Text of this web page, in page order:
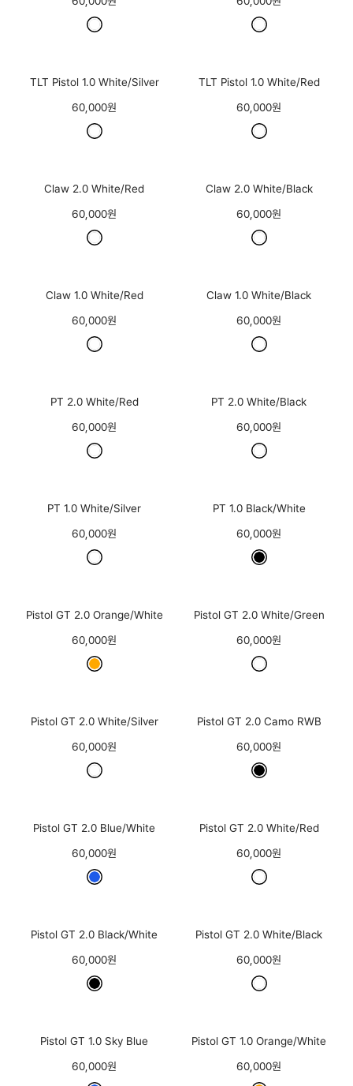
TLT Pistol 1.0 White/Silver
60,000원
TLT Pistol 1.0 White/Red
60,000원
Claw 2.0 White/Red
60,000원
Claw 2.0 White/Black
60,000원
Claw 1.0 White/Red
60,000원
Claw 1.0 White/Black
60,000원
PT 2.0 White/Red
60,000원
PT 2.0 White/Black
60,000원
PT 1.0 White/Silver
60,000원
PT 1.0 Black/White
60,000원
Pistol GT 2.0 Orange/White
60,000원
Pistol GT 2.0 White/Green
60,000원
Pistol GT 2.0 White/Silver
60,000원
Pistol GT 2.0 Camo RWB
60,000원
Pistol GT 2.0 Blue/White
60,000원
Pistol GT 2.0 White/Red
60,000원
Pistol GT 2.0 Black/White
60,000원
Pistol GT 2.0 White/Black
60,000원
Pistol GT 1.0 Sky Blue
60,000원
Pistol GT 1.0 Orange/White
60,000원